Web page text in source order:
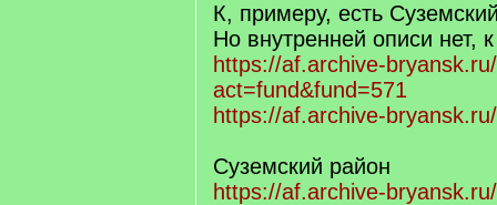
К, примеру, есть
Но внутренней описи нет,
https://af.archive-
act=fund&fund=571
https://af.archive-
Суземский район
https://af.archive-